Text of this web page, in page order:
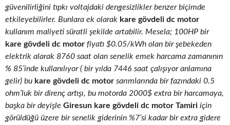
güvenilirliğini tıpkı voltajdaki dengesizlikler benzer biçimde
etkileyebilirler. Bunlara ek olarak kare gövdeli dc motor
kullanım maliyeti süratli şekilde artabilir. Mesela; 100HP bir
kare gövdeli dc motor fiyatı $0.05/kWh olan bir şebekeden
elektrik alarak 8760 saat olan senelik emek harcama zamanının
% 85’inde kullanılıyor ( bir yılda 7446 saat çalışıyor anlamına
gelir) bu kare gövdeli dc motor sarımlarında bir fazındaki 0.5
ohm’luk bir direnç artışı, bu motorda 2000$ extra bir harcamaya,
başka bir deyişle Giresun kare gövdeli dc motor Tamiri için
görüldüğü üzere bir senelik giderinin %7’si kadar bir extra gidere